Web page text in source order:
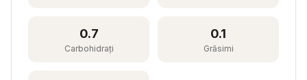
0.7
Carbohidrați
0.1
Grăsimi